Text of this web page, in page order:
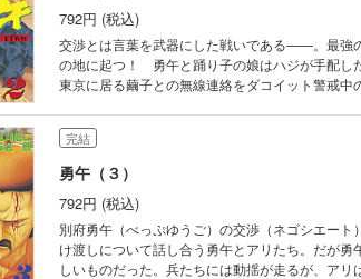
792円 (税込)
交渉とは言葉を武器にした戦いである――。最強
の地に起つ！ 勇午と踊り子の娘はハジが手配し
東京に居る繭子との無線連絡をダコイット警戒
完結
勇午（３）
792円 (税込)
別府勇午（べっぷゆうご）の交渉（ネゴシエー
け渡しについて話し合う勇午とアリたち。だが
しいものだった。兵たちには動揺が走るが、ア